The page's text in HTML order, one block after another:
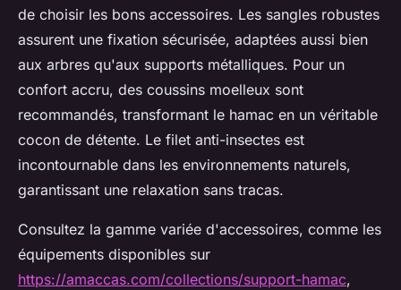
de choisir les bons accessoires. Les sangles robustes
assurent une fixation sécurisée, adaptées aussi bien
aux arbres qu'aux supports métalliques. Pour un
confort accru, des coussins moelleux sont
recommandés, transformant le hamac en un véritable
cocon de détente. Le filet anti-insectes est
incontournable dans les environnements naturels,
garantissant une relaxation sans tracas.
Consultez la gamme variée d'accessoires, comme les
équipements disponibles sur
https://amaccas.com/collections/support-hamac,